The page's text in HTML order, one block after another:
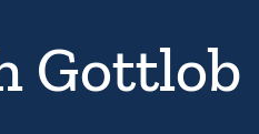
Gottlob